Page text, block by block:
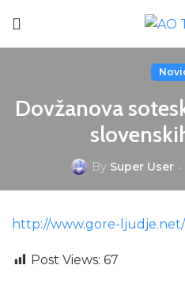
Dovžanova
By Super User
http://www.gore-ljudje.net/
Post Views: 67